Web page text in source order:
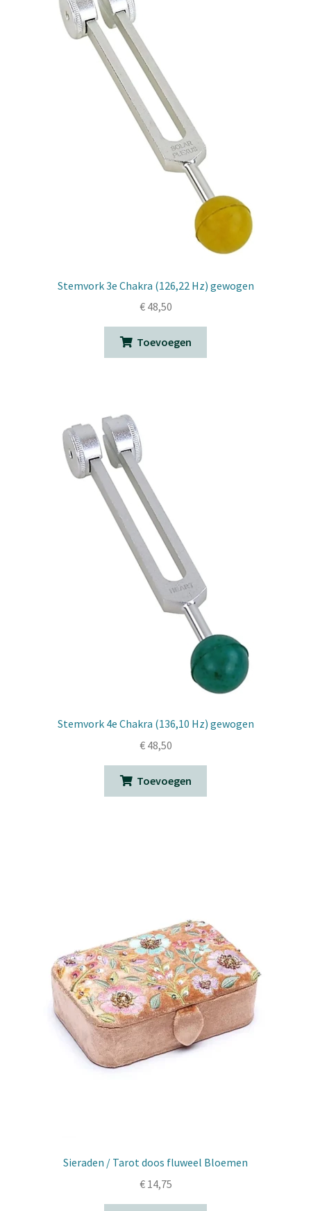
Stemvork 3e Chakra (126,22 Hz) gewogen
€48,50
Toevoegen
Stemvork 4e Chakra (136,10 Hz) gewogen
€48,50
Toevoegen
Sieraden / Tarot doos fluweel Bloemen
€14,75